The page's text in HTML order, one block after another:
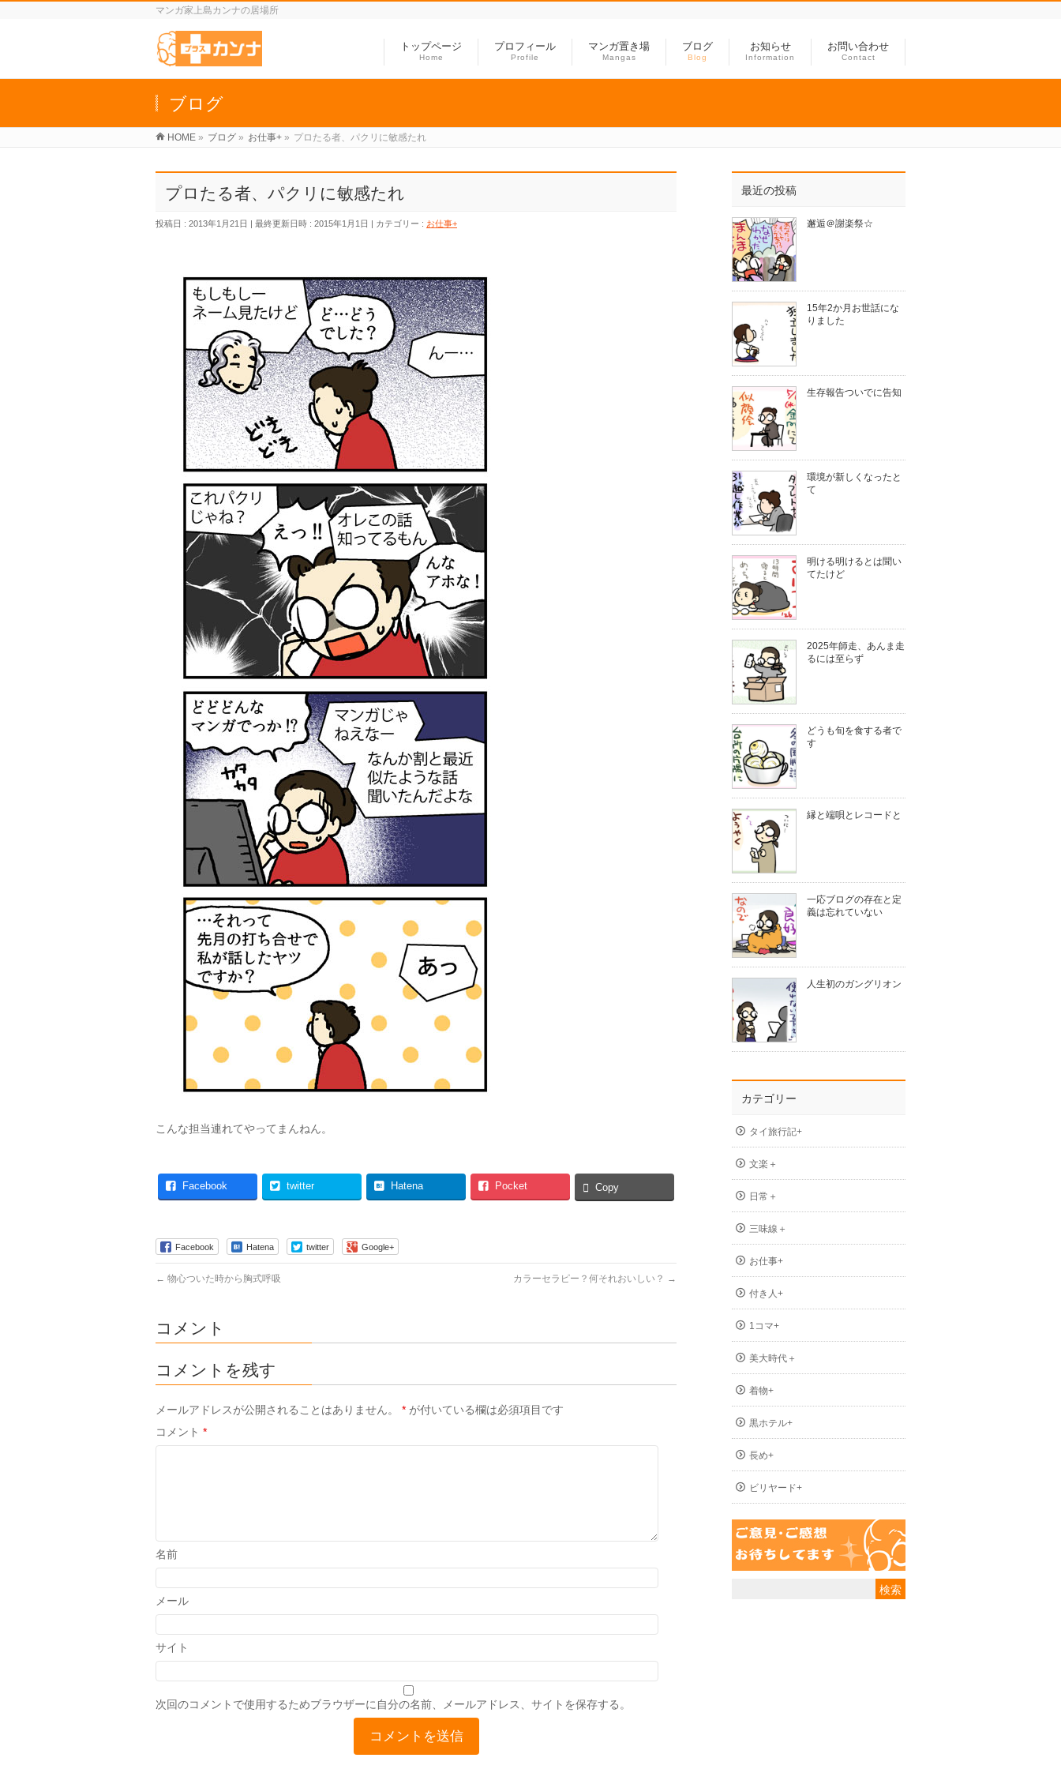
マンガ家上島カンナの居場所
トップページ
Home
プロフィール
Profile
マンガ置き場
Mangas
ブログ
Blog
お知らせ
Information
お問い合わせ
Contact
ブログ
HOME » ブログ » お仕事+ » プロたる者、パクリに敏感たれ
プロたる者、パクリに敏感たれ
投稿日 : 2013年1月21日 最終更新日時 : 2015年1月1日 カテゴリー : お仕事+
こんな担当連れてやってまんねん。
Facebook twitter Hatena Pocket Copy
Facebook Hatena twitter Google+
← 物心ついた時から胸式呼吸 カラーセラピー？何それおいしい？ →
コメント
コメントを残す
メールアドレスが公開されることはありません。 * が付いている欄は必須項目です
コメント *
名前
メール
サイト
次回のコメントで使用するためブラウザーに自分の名前、メールアドレス、サイトを保存する。
最近の投稿
邂逅＠謝楽祭☆
15年2か月お世話にな
りました
生存報告ついでに告知
環境が新しくなったと
て
明ける明けるとは聞い
てたけど
2025年師走、あんま走
るには至らず
どうも旬を食する者で
す
縁と端唄とレコードと
一応ブログの存在と定
義は忘れていない
人生初のガングリオン
カテゴリー
タイ旅行記+
文楽＋
日常＋
三味線＋
お仕事+
付き人+
1コマ+
美大時代＋
着物+
黒ホテル+
長め+
ビリヤード+